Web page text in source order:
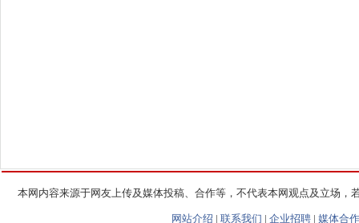
本网内容来源于网友上传及媒体投稿、合作等，不代表本网观点及立场
网站介绍 | 联系我们 | 企业招聘 | 媒体合作